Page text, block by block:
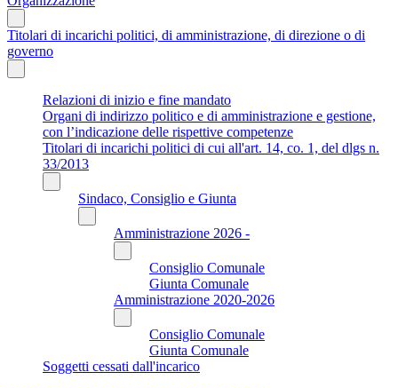
Titolari di incarichi politici, di amministrazione, di direzione o di
governo
Relazioni di inizio e fine mandato
Organi di indirizzo politico e di amministrazione e gestione,
con l’indicazione delle rispettive competenze
Titolari di incarichi politici di cui all'art. 14, co. 1, del dlgs n.
33/2013
Sindaco, Consiglio e Giunta
Amministrazione 2026 -
Consiglio Comunale
Giunta Comunale
Amministrazione 2020-2026
Consiglio Comunale
Giunta Comunale
Soggetti cessati dall'incarico